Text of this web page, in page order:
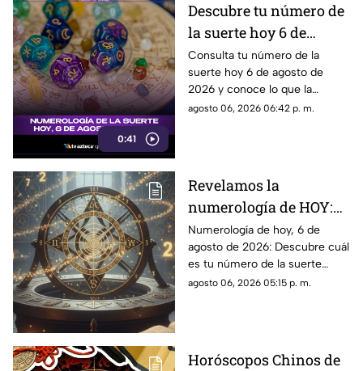
0:41
Descubre tu número de
la suerte hoy 6 de
agosto de 2026 según la
numerología y su
significado
Consulta tu número de la
suerte hoy 6 de agosto de
2026 y conoce lo que la
numerología revela para este
agosto 06, 2026 06:42 p. m.
Revelamos la
numerología de HOY:
Conoce el número de la
suerte de este jueves 6
de agosto de 2026, para
cada signo del zodiaco
Numerología de hoy, 6 de
agosto de 2026: Descubre cuál
es tu número de la suerte
según tu signo zodiacal.
agosto 06, 2026 05:15 p. m.
Horóscopos Chinos de